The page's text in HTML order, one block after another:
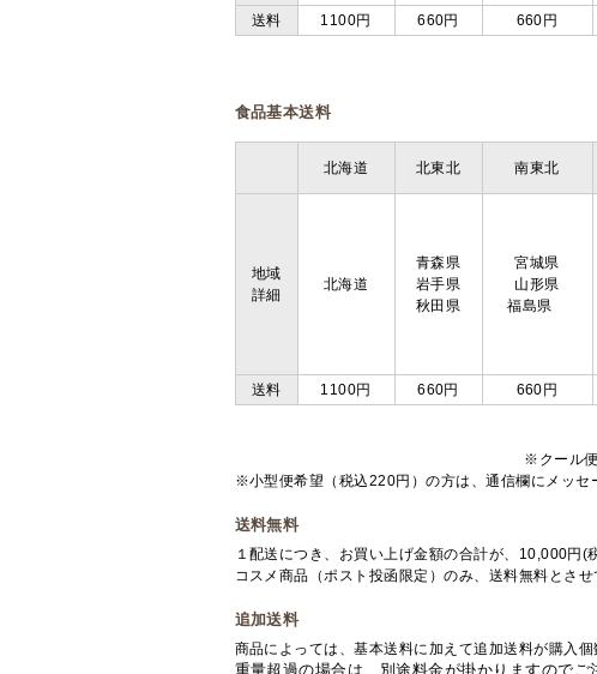
送料 1100円 660円 660円
食品基本送料
北海道 北東北 南東北
地域
詳細
北海道
青森県
岩手県
秋田県
宮城県
山形県
福島県
送料 1100円 660円 660円
※クール
※小型便希望（税込220円）の方は、通信欄にメッセ
送料無料
１配送につき、お買い上げ金額の合計が、10,000円(
コスメ商品（ポスト投函限定）のみ、送料無料とさ
追加送料
商品によっては、基本送料に加えて追加送料が購入
重量超過の場合は、別途料金が掛かりますのでご